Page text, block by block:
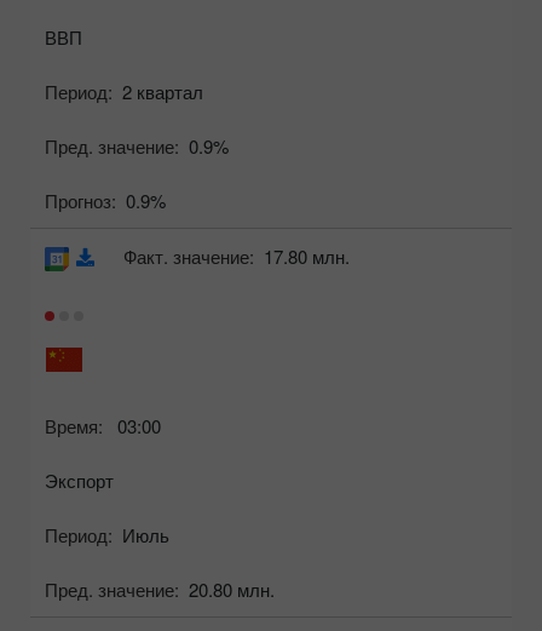
ВВП
Период: 2 квартал
Пред. значение: 0.9%
Прогноз: 0.9%
Время: 03:00
Экспорт
Период: Июль
Пред. значение: 20.80 млн.
Факт. значение: 17.80 млн.